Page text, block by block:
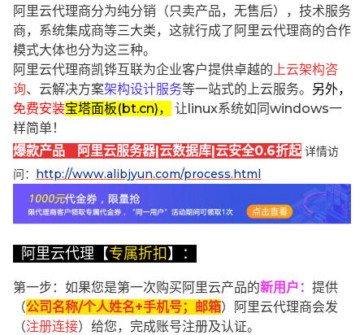
阿里云代理商分为纯分销（只卖产品，无售后），技术服务
商，系统集成商等三大类，这就行成了阿里云代理商的合作
模式大体也分为这三种。
阿里云代理商凯铧互联为企业客户提供卓越的 上云架构咨
询、云解决方案架构设计服务等一站式的上云服务。 另外，
免费安装宝塔面板(bt.cn)，
让linux系统如同windows一
样简单！
爆款产品 阿里云服务器|云数据库|云安全0.6折起 详情访
问： http://www.alibjyun.com/process.html
阿里云代理【专属折扣】：
第一步：如果您是第一次购买阿里云产品的新用户 ： 提供
（公司名称/个人姓名+手机号；邮箱）阿里云代理商会发
（注册连接）给您，完成账号注册及认证。